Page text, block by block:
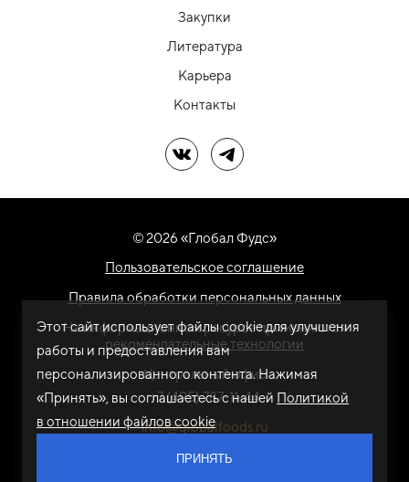
Закупки
Литература
Карьера
Контакты
Мы в ВКМы в Telegram
© 2026 «Глобал Фудс»
Пользовательское соглашение
Правила обработки персональных данных
На информационном ресурсе применяются
рекомендательные технологии
Центральный офис
+7 (495) 787-11-44
info@globalfoods.ru
Этот сайт использует файлы cookie для улучшения
работы и предоставления вам
персонализированного контента. Нажимая
«Принять», вы соглашаетесь с нашей Политикой
в отношении файлов cookie
ПРИНЯТЬ